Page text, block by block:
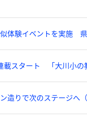
体験イベントを実施
載スタート 「大川小
造りで次のステージへ